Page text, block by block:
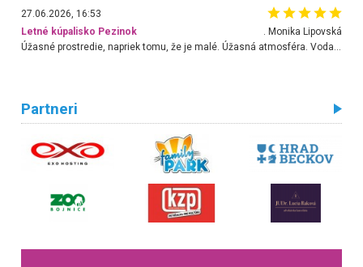
27.06.2026, 16:53
Letné kúpalisko Pezinok
. Monika Lipovská
Úžasné prostredie, napriek tomu, že je malé. Úžasná atmosféra. Voda fantastická a nádherná. Ľudí je pomerne veľa, ale su mili a ohľaduplní. Je veľmi zaujímavé sledovať, ako dokážu spolu športovať cudzí ľudia a bez ohľadu na vek. Vládne tu pohoda. Vnuka neviem dostať z vody. Ďakujem za krásny deň . Urcite sa sem vrátim. Jediný problém je s parkovaním, ale aj ten sa mi podarilo vyriešiť. Monika Bratislava
Partneri